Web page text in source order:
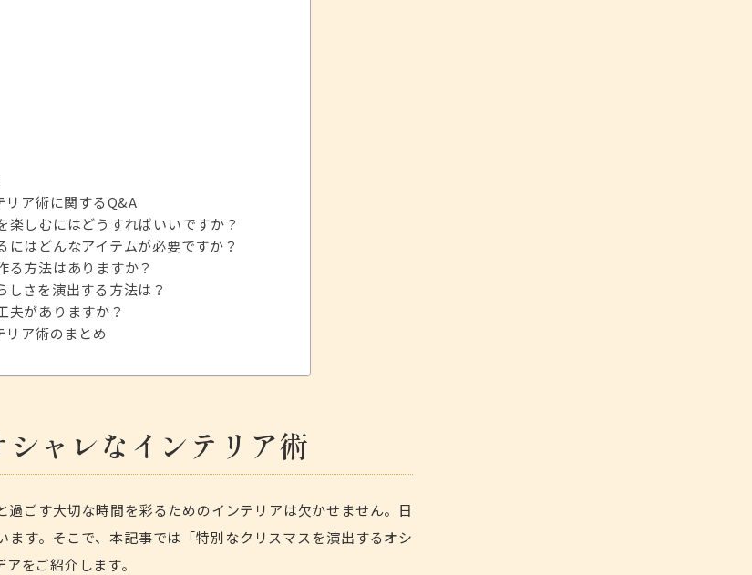
リア術に関するQ&A
しむにはどうすればいいですか？
はどんなアイテムが必要ですか？
る方法はありますか？
さを演出する方法は？
夫がありますか？
ア術のまとめ
ャレなインテリア術
ごす大切な時間を彩るためのインテリアは欠かせません。日
す。そこで、本記事では「特別なクリスマスを演出するオシ
をご紹介します。